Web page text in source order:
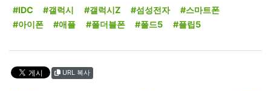
#IDC #갤럭시 #갤럭시Z #섬성전자
#스마트폰
#아이폰
#애플 #폴더블폰 #폴드5 #플립5
URL 복사